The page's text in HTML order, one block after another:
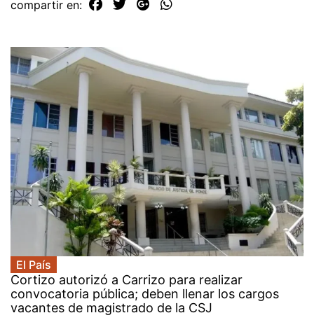
compartir en:
El País
Cortizo autorizó a Carrizo para realizar
convocatoria pública; deben llenar los cargos
vacantes de magistrado de la CSJ